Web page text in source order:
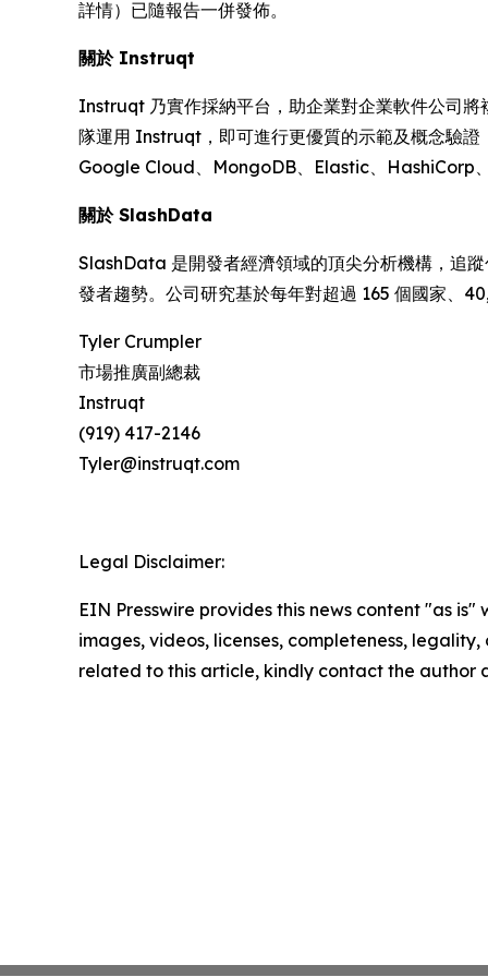
詳情）已隨報告一併發佈。
關於 Instruqt
Instruqt 乃實作採納平台，助企業對企業軟件公司
隊運用 Instruqt，即可進行更優質的示範及概念驗
Google Cloud、MongoDB、Elastic、HashiCorp
關於 SlashData
SlashData 是開發者經濟領域的頂尖分析機構，追
發者趨勢。公司研究基於每年對超過 165 個國家、
Tyler Crumpler
市場推廣副總裁
Instruqt
(919) 417-2146
Tyler@instruqt.com
Legal Disclaimer:
EIN Presswire provides this news content "as
images, videos, licenses, completeness,
related to this article, kindly contact the author